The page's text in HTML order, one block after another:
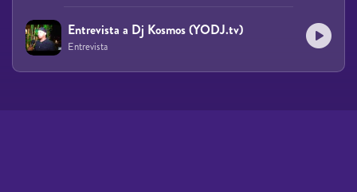
Entrevista a Dj Kosmos (YODJ.tv)
Entrevista